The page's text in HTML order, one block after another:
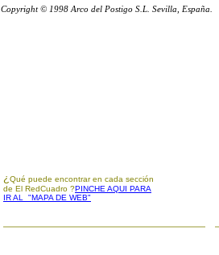
Copyright © 1998 Arco del Postigo S.L. Sevilla, España.
¿ Qué puede encontrar en cada sección
de El RedCuadro ?PINCHE AQUI PARA
IR AL "MAPA DE WEB"